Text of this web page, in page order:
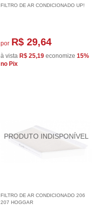
FILTRO DE AR CONDICIONADO UP!
por R$ 29,64
à vista R$ 25,19 economize 15%
no Pix
FILTRO DE AR CONDICIONADO 206
207 HOGGAR